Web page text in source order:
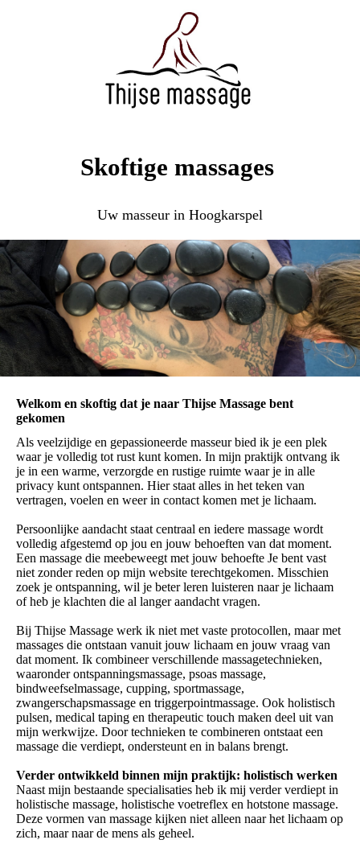
Skoftige massages
Uw masseur in Hoogkarspel
Welkom en skoftig dat je naar Thijse Massage bent
gekomen
Als veelzijdige en gepassioneerde masseur bied ik je een plek
waar je volledig tot rust kunt komen. In mijn praktijk ontvang ik
je in een warme, verzorgde en rustige ruimte waar je in alle
privacy kunt ontspannen. Hier staat alles in het teken van
vertragen, voelen en weer in contact komen met je lichaam.
Persoonlijke aandacht staat centraal en iedere massage wordt
volledig afgestemd op jou en jouw behoeften van dat moment.
Een massage die meebeweegt met jouw behoefte Je bent vast
niet zonder reden op mijn website terechtgekomen. Misschien
zoek je ontspanning, wil je beter leren luisteren naar je lichaam
of heb je klachten die al langer aandacht vragen.
Bij Thijse Massage werk ik niet met vaste protocollen, maar met
massages die ontstaan vanuit jouw lichaam en jouw vraag van
dat moment. Ik combineer verschillende massagetechnieken,
waaronder ontspanningsmassage, psoas massage,
bindweefselmassage, cupping, sportmassage,
zwangerschapsmassage en triggerpointmassage. Ook holistisch
pulsen, medical taping en therapeutic touch maken deel uit van
mijn werkwijze. Door technieken te combineren ontstaat een
massage die verdiept, ondersteunt en in balans brengt.
Verder ontwikkeld binnen mijn praktijk: holistisch werken
Naast mijn bestaande specialisaties heb ik mij verder verdiept in
holistische massage, holistische voetreflex en hotstone massage.
Deze vormen van massage kijken niet alleen naar het lichaam op
zich, maar naar de mens als geheel.